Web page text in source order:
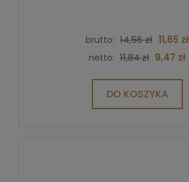
brutto: 14,56 zł 11,65 zł
netto: 11,84 zł 9,47 zł
DO KOSZYKA